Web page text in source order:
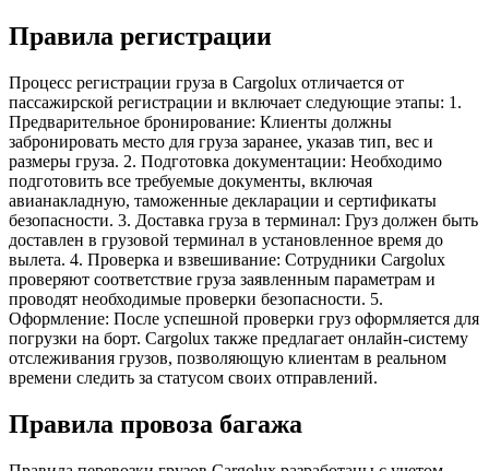
Правила регистрации
Процесс регистрации груза в Cargolux отличается от
пассажирской регистрации и включает следующие этапы: 1.
Предварительное бронирование: Клиенты должны
забронировать место для груза заранее, указав тип, вес и
размеры груза. 2. Подготовка документации: Необходимо
подготовить все требуемые документы, включая
авианакладную, таможенные декларации и сертификаты
безопасности. 3. Доставка груза в терминал: Груз должен быть
доставлен в грузовой терминал в установленное время до
вылета. 4. Проверка и взвешивание: Сотрудники Cargolux
проверяют соответствие груза заявленным параметрам и
проводят необходимые проверки безопасности. 5.
Оформление: После успешной проверки груз оформляется для
погрузки на борт. Cargolux также предлагает онлайн-систему
отслеживания грузов, позволяющую клиентам в реальном
времени следить за статусом своих отправлений.
Правила провоза багажа